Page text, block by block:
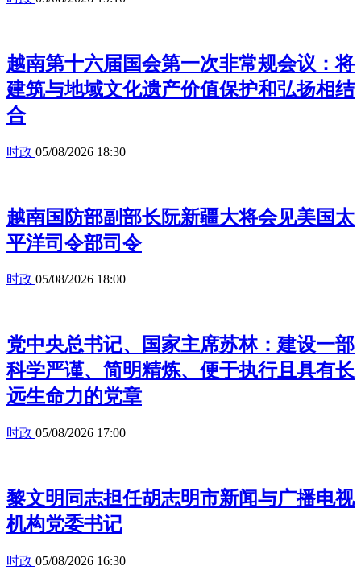
越南第十六届国会第一次非常规会议：将
建筑与地域文化遗产价值保护和弘扬相结
合
时政 05/08/2026 18:30
越南国防部副部长阮新疆大将会见美国太
平洋司令部司令
时政 05/08/2026 18:00
党中央总书记、国家主席苏林：建设一部
科学严谨、简明精炼、便于执行且具有长
远生命力的党章
时政 05/08/2026 17:00
黎文明同志担任胡志明市新闻与广播电视
机构党委书记
时政 05/08/2026 16:30